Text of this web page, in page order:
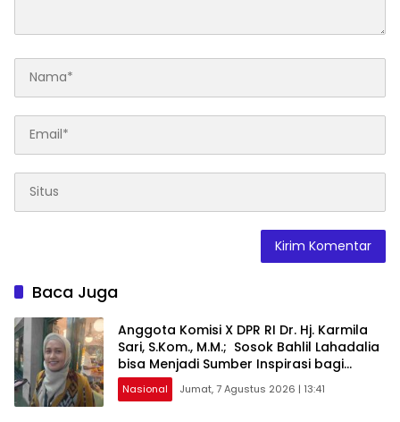
Baca Juga
Anggota Komisi X DPR RI Dr. Hj. Karmila
Sari, S.Kom., M.M.; Sosok Bahlil Lahadalia
bisa Menjadi Sumber Inspirasi bagi
Generasi Muda, Pelaku Usaha,
Pemerintah, maupun Pemangku
Nasional Jumat, 7 Agustus 2026 | 13:41